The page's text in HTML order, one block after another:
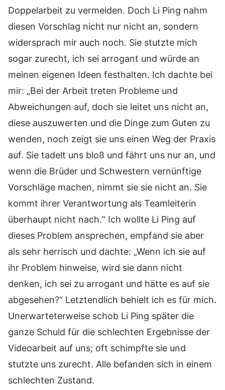
Doppelarbeit zu vermeiden. Doch Li Ping nahm
diesen Vorschlag nicht nur nicht an, sondern
widersprach mir auch noch. Sie stutzte mich
sogar zurecht, ich sei arrogant und würde an
meinen eigenen Ideen festhalten. Ich dachte bei
mir: „Bei der Arbeit treten Probleme und
Abweichungen auf, doch sie leitet uns nicht an,
diese auszuwerten und die Dinge zum Guten zu
wenden, noch zeigt sie uns einen Weg der Praxis
auf. Sie tadelt uns bloß und fährt uns nur an, und
wenn die Brüder und Schwestern vernünftige
Vorschläge machen, nimmt sie sie nicht an. Sie
kommt ihrer Verantwortung als Teamleiterin
überhaupt nicht nach.“ Ich wollte Li Ping auf
dieses Problem ansprechen, empfand sie aber
als sehr herrisch und dachte: „Wenn ich sie auf
ihr Problem hinweise, wird sie dann nicht
denken, ich sei zu arrogant und hätte es auf sie
abgesehen?“ Letztendlich behielt ich es für mich.
Unerwarteterweise schob Li Ping später die
ganze Schuld für die schlechten Ergebnisse der
Videoarbeit auf uns; oft schimpfte sie und
stutzte uns zurecht. Alle befanden sich in einem
schlechten Zustand.